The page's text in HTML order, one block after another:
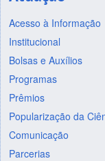
Acesso à Informação
Institucional
Bolsas e Auxílios
Programas
Prêmios
Popularização da
Comunicação
Parcerias